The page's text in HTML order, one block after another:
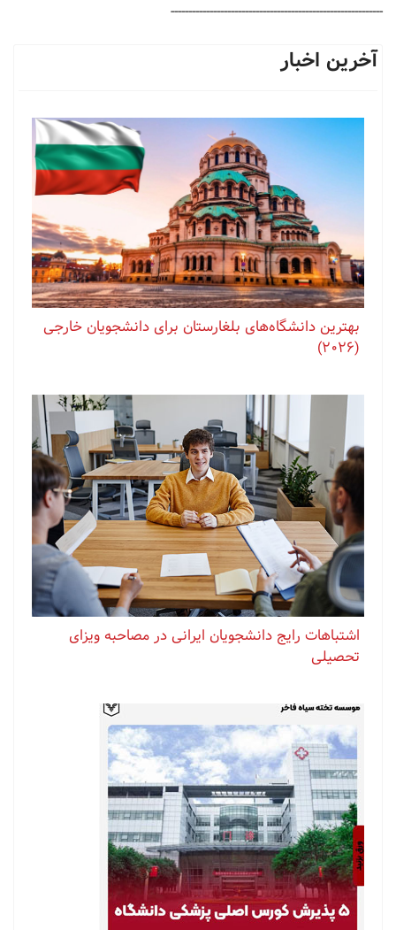
------------------------------------------------------------
آخرین اخبار
بهترین دانشگاه‌های بلغارستان برای دانشجویان خارجی
(2026)
اشتباهات رایج دانشجویان ایرانی در مصاحبه ویزای
تحصیلی